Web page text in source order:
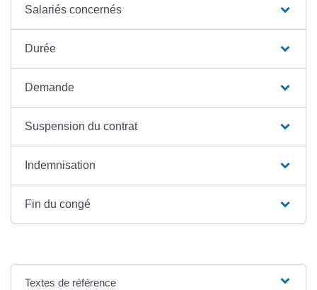
Salariés concernés
Durée
Demande
Suspension du contrat
Indemnisation
Fin du congé
Textes de référence